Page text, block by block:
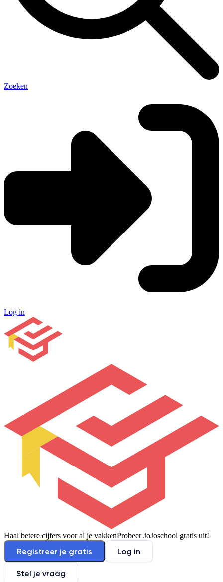
Zoeken
Log in
Haal betere cijfers voor al je vakkenProbeer JoJoschool gratis uit!
Registreer je gratis Log in
Stel je vraag